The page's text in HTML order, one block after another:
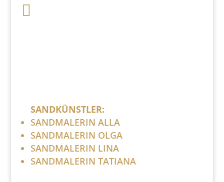

SANDKÜNSTLER:
SANDMALERIN ALLA
SANDMALERIN OLGA
SANDMALERIN LINA
SANDMALERIN TATIANA